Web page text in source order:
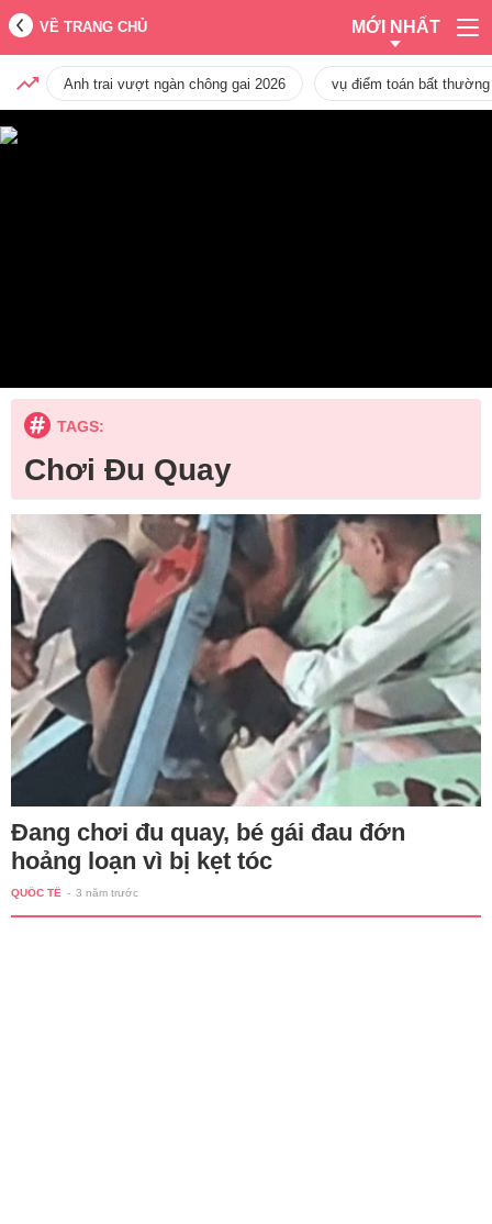
VỀ TRANG CHỦ MỚI NHẤT
Anh trai vượt ngàn chông gai 2026 vụ điểm toán bất
TAGS:
Chơi Đu Quay
Đang chơi đu quay, bé gái đau đớn
hoảng loạn vì bị kẹt tóc
QUỐC TẾ - 3 năm trước